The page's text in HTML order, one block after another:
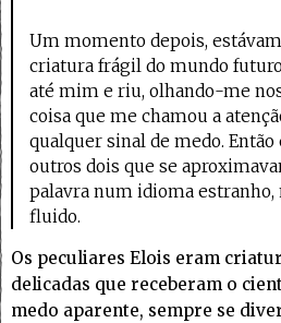
Um momento depois,
criatura frágil do mundo
até mim e riu, olhando-me
coisa que me chamou a
qualquer sinal de medo. Então
outros dois que se
palavra num idioma estranho,
fluido.
Os peculiares Elois eram
delicadas que receberam o
medo aparente, sempre se